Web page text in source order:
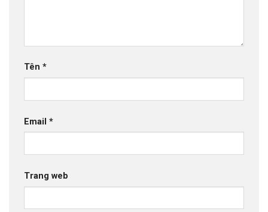
Tên *
Email *
Trang web